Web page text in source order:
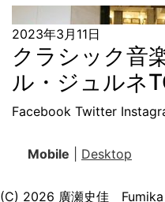
2023年3月11日
クラシック音
ル・ジュルネ
Facebook Twitter
Mobile Desktop
(C) 2026 廣瀬史佳